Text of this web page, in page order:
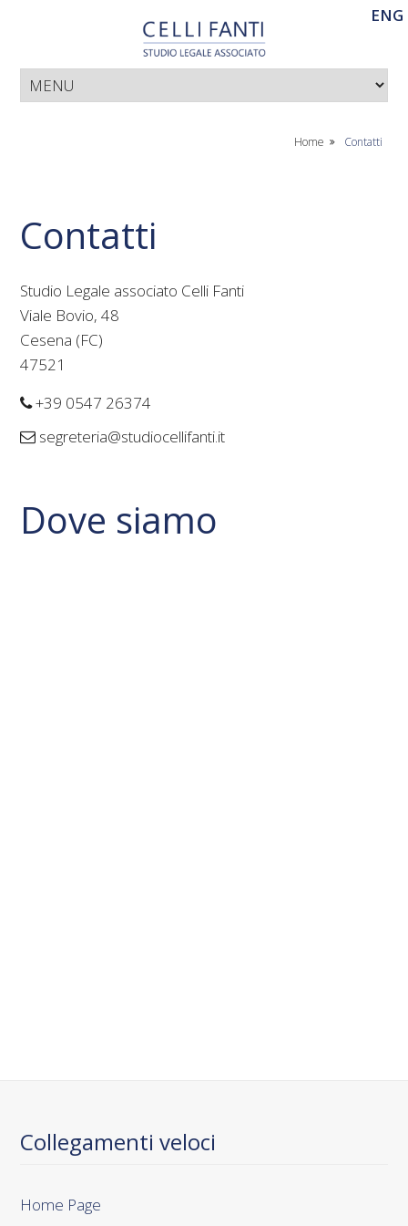
ENG
Home Contatti
Contatti
Studio Legale associato Celli Fanti
Viale Bovio, 48
Cesena (FC)
47521
+39 0547 26374
segreteria@studiocellifanti.it
Dove siamo
Collegamenti veloci
Home Page